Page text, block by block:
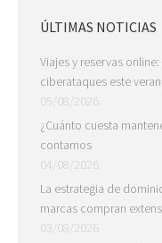
ÚLTIMAS NOTICIAS
Viajes y reservas
ciberataques este
05/08/2026
¿Cuánto cuesta
contamos
04/08/2026
La estrategia de
marcas compran
03/08/2026